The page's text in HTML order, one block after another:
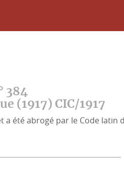
384
(1917) CIC/1917
a été abrogé par le Code latin